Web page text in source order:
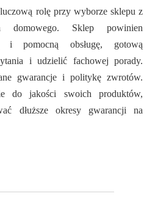
rolę przy wyborze sklepu z
domowego. Sklep powinien
i pomocną obsługę, gotową
i udzielić fachowej porady.
gwarancje i politykę zwrotów.
do jakości swoich produktów,
dłuższe okresy gwarancji na